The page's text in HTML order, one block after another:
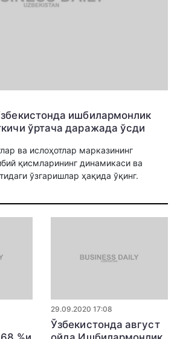
ишбилармонлик
ўртача даражада ўсди
ва ислоҳотлар марказининг
қисмларининг динамикаси ва
ўзгаришлар ҳақида ўқинг.
29.09.2020 17:08
Ўзбекистонда август